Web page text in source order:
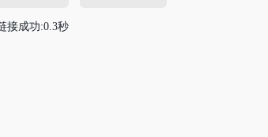
接成功:0.3秒